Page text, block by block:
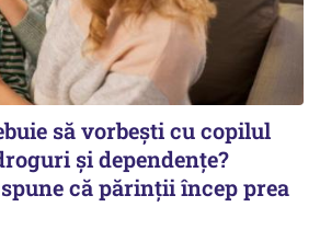
să vorbești cu copilul
și dependențe?
că părinții încep prea